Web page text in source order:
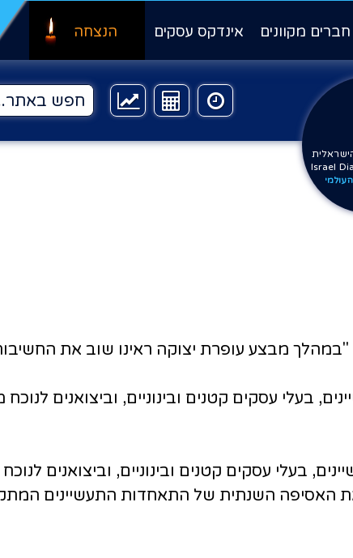
חברים מקוונים אינדקס עסקים הנצחה
Israel
מבצע עופרת יצוקה ראינו שוב את
עסקים קטנים ובינוניים, וביצואנים
בעלי עסקים קטנים ובינוניים, וביצואנים
האסיפה השנתית של התאחדות התעשיינים